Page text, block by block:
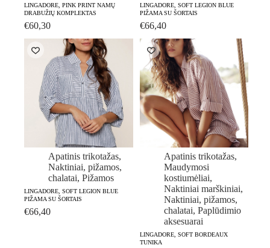
LINGADORE, PINK PRINT NAMŲ
DRABUŽIŲ KOMPLEKTAS
€60,30
LINGADORE, SOFT LEGION BLUE
PIŽAMA SU ŠORTAIS
€66,40
Apatinis trikotažas,
Naktiniai, pižamos,
chalatai, Pižamos
LINGADORE, SOFT LEGION BLUE
PIŽAMA SU ŠORTAIS
€66,40
Apatinis trikotažas,
Maudymosi
kostiumėliai,
Naktiniai marškiniai,
Naktiniai, pižamos,
chalatai, Paplūdimio
aksesuarai
LINGADORE, SOFT BORDEAUX
TUNIKA